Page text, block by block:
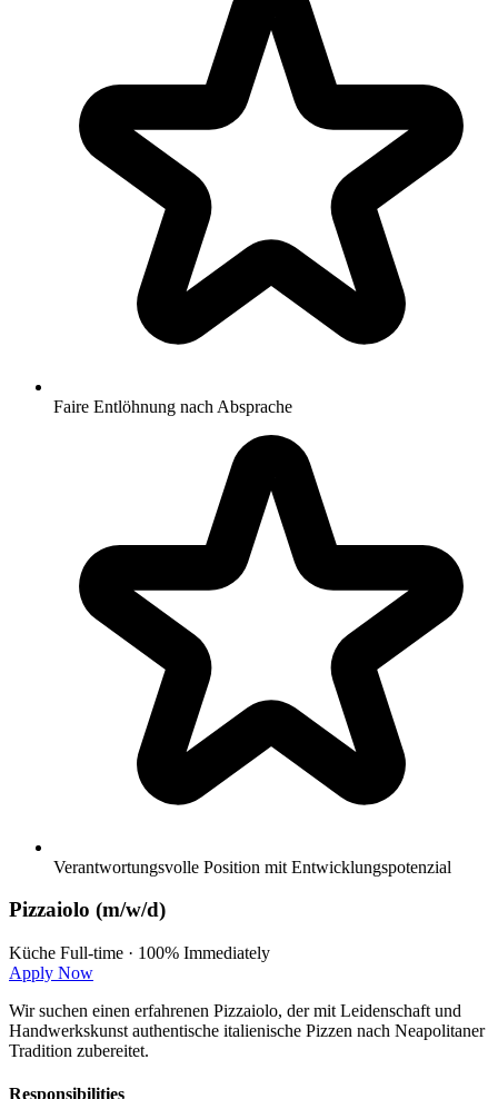
Faire Entlöhnung nach Absprache
Verantwortungsvolle Position mit Entwicklungspotenzial
Pizzaiolo (m/w/d)
Küche Full-time · 100% Immediately
Apply Now
Wir suchen einen erfahrenen Pizzaiolo, der mit Leidenschaft und
Handwerkskunst authentische italienische Pizzen nach Neapolitaner
Tradition zubereitet.
Responsibilities